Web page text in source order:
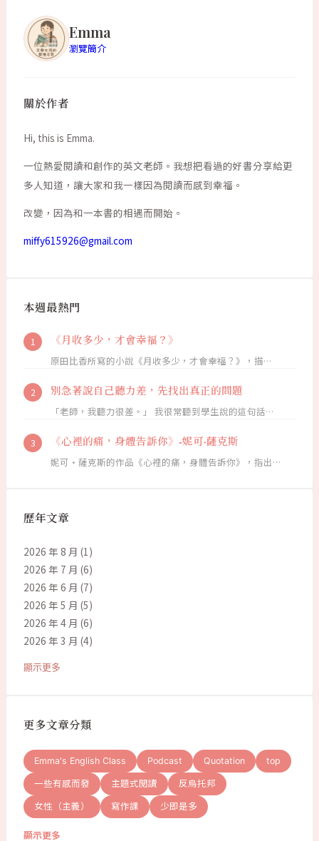
Emma
瀏覽簡介
關於作者
Hi, this is Emma.
一位熱愛閱讀和創作的英文老師。我想把看過的好書分享給更
多人知道，讓大家和我一樣因為閱讀而感到幸福。
改變，因為和一本書的相遇而開始。
miffy615926@gmail.com
本週最熱門
《月收多少，才會幸福？》
原田比香所寫的小說《月收多少，才會幸福？》，描…
別急著說自己聽力差，先找出真正的問題
「老師，我聽力很差。」 我很常聽到學生說的這句話…
《心裡的痛，身體告訴你》-妮可·薩克斯
妮可·薩克斯的作品《心裡的痛，身體告訴你》，指出…
歷年文章
2026 年 8 月 (1)
2026 年 7 月 (6)
2026 年 6 月 (7)
2026 年 5 月 (5)
2026 年 4 月 (6)
2026 年 3 月 (4)
顯示更多
更多文章分類
Emma's English Class Podcast Quotation top
一些有感而發 主題式閱讀 反烏托邦
女性（主義） 寫作課 少即是多
顯示更多